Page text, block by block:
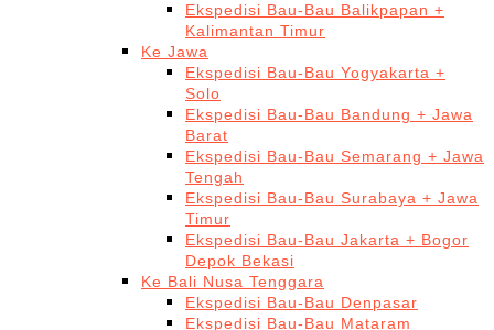
Ekspedisi Bau-Bau Balikpapan +
Kalimantan Timur
Ke Jawa
Ekspedisi Bau-Bau Yogyakarta +
Solo
Ekspedisi Bau-Bau Bandung + Jawa
Barat
Ekspedisi Bau-Bau Semarang + Jawa
Tengah
Ekspedisi Bau-Bau Surabaya + Jawa
Timur
Ekspedisi Bau-Bau Jakarta + Bogor
Depok Bekasi
Ke Bali Nusa Tenggara
Ekspedisi Bau-Bau Denpasar
Ekspedisi Bau-Bau Mataram